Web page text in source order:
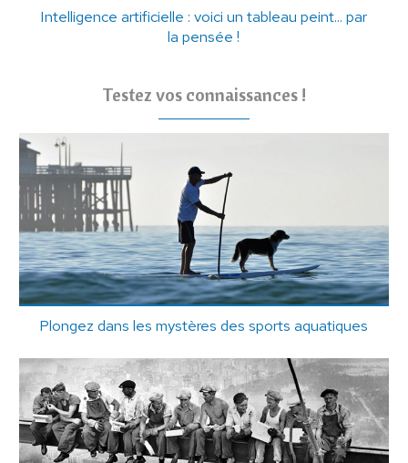
Intelligence artificielle : voici un tableau peint... par
la pensée !
Testez vos connaissances !
Plongez dans les mystères des sports aquatiques